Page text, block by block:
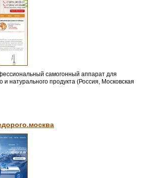
самогонный аппарат для
и натурального продукта (Россия, Московская